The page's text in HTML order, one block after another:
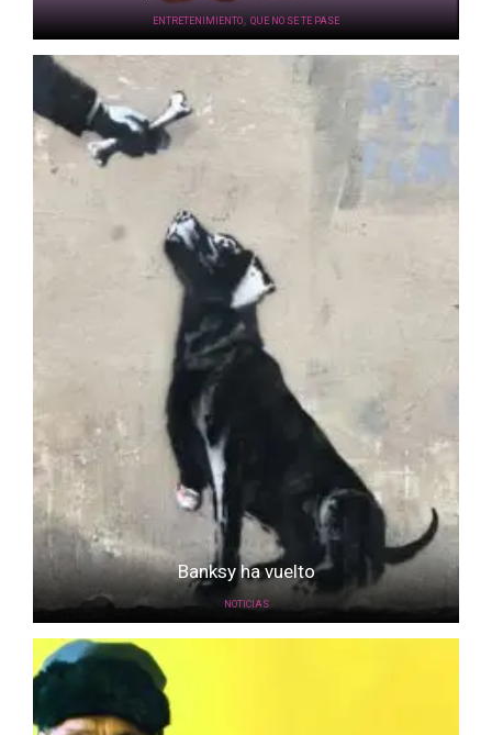
ENTRETENIMIENTO QUE NO SE TE PASE
Banksy ha vuelto
NOTICIAS